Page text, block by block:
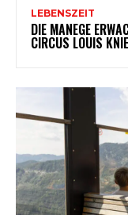
LEBENSZEIT
DIE MANEGE
CIRCUS LOUIS